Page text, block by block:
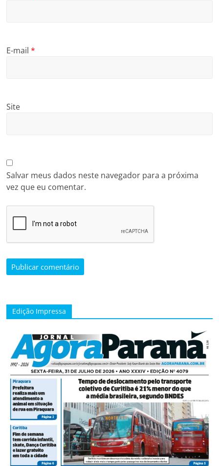
E-mail*
Site
Salvar meus dados neste navegador para a próxima
vez que eu comentar.
Edição Impressa